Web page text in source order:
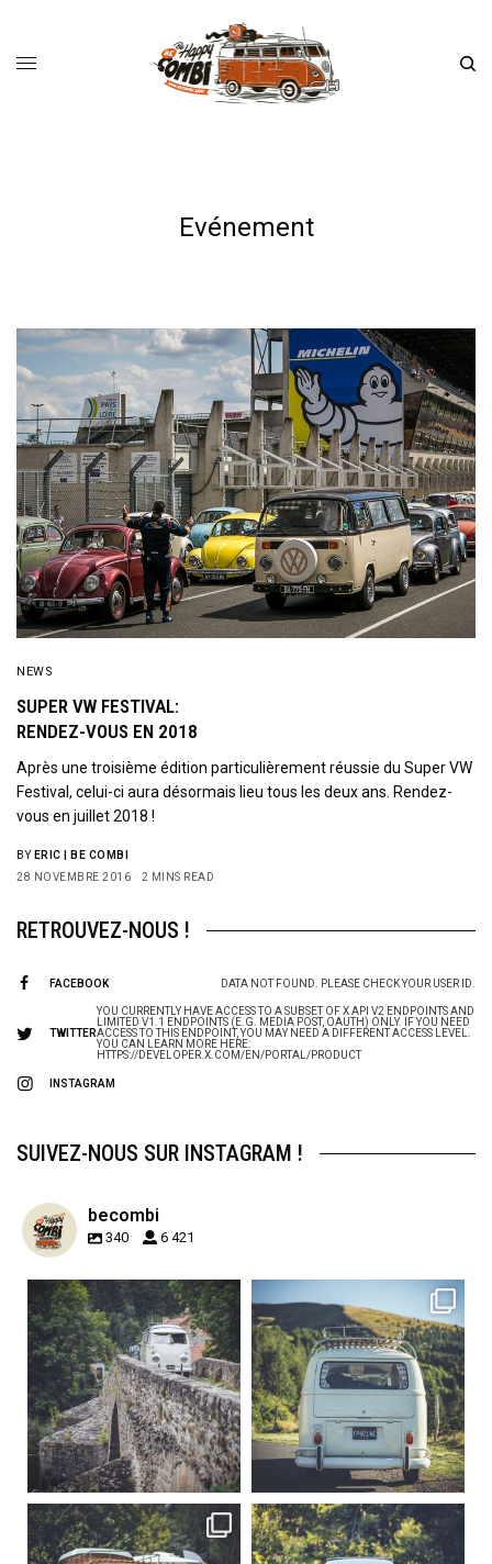
Evénement
NEWS
SUPER VW FESTIVAL:
RENDEZ-VOUS EN 2018
Après une troisième édition particulièrement réussie du Super VW
Festival, celui-ci aura désormais lieu tous les deux ans. Rendez-
vous en juillet 2018 !
BY ERIC | BE COMBI
28 NOVEMBRE 2016
2 MINS READ
RETROUVEZ-NOUS !
FACEBOOK DATA NOT FOUND. PLEASE CHECK YOUR USER ID.
TWITTER
YOU CURRENTLY HAVE ACCESS TO A SUBSET OF X API V2 ENDPOINTS AND
LIMITED V1.1 ENDPOINTS (E.G. MEDIA POST, OAUTH) ONLY. IF YOU NEED
ACCESS TO THIS ENDPOINT, YOU MAY NEED A DIFFERENT ACCESS LEVEL.
YOU CAN LEARN MORE HERE:
HTTPS://DEVELOPER.X.COM/EN/PORTAL/PRODUCT
INSTAGRAM
SUIVEZ-NOUS SUR INSTAGRAM !
becombi
340 6 421
becombi
Sep 15
219
3
Sep 12
216
3
becombi becombi